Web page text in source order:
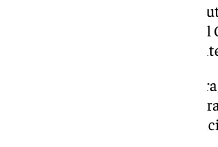
El PSOE va a reclamar en la
segunda unidad de Infantil en
Cartaojal, en el municipio de
En rueda de prensa en
provincial socialista Manuel
moción en la institución